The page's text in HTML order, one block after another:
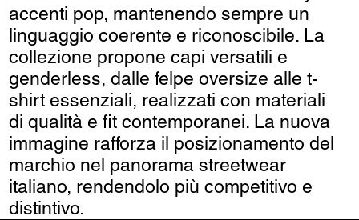
accenti pop, mantenendo sempre un
linguaggio coerente e riconoscibile. La
collezione propone capi versatili e
genderless, dalle felpe oversize alle t-
shirt essenziali, realizzati con materiali
di qualità e fit contemporanei. La nuova
immagine rafforza il posizionamento del
marchio nel panorama streetwear
italiano, rendendolo più competitivo e
distintivo.